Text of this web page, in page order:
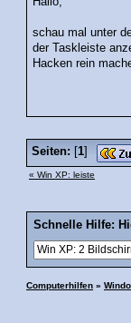
schau mal unter
der Taskleiste
Hacken rein
Seiten: [1]
« Win XP: leiste
Schnelle Hilfe:
Computerhilfen »